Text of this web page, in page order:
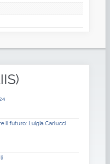
il futuro: Luigia Carlucci